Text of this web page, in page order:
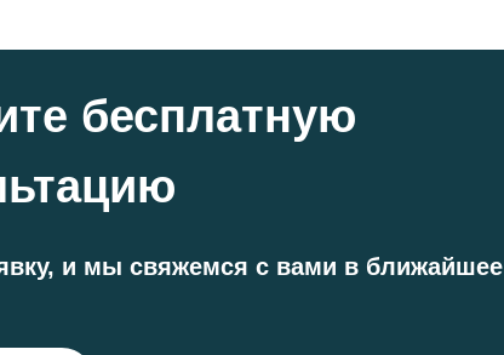
бесплатную
и мы свяжемся с вами в ближайшее